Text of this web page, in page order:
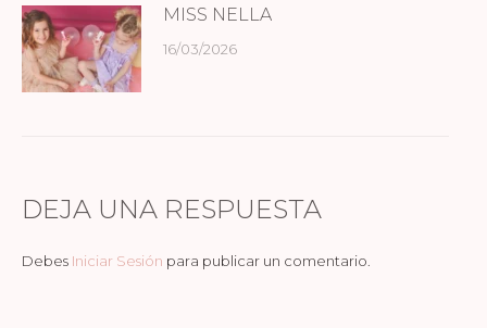
MISS NELLA
16/03/2026
DEJA UNA RESPUESTA
Debes Iniciar Sesión para publicar un comentario.